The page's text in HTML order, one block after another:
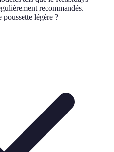
recommandés.
légère ?